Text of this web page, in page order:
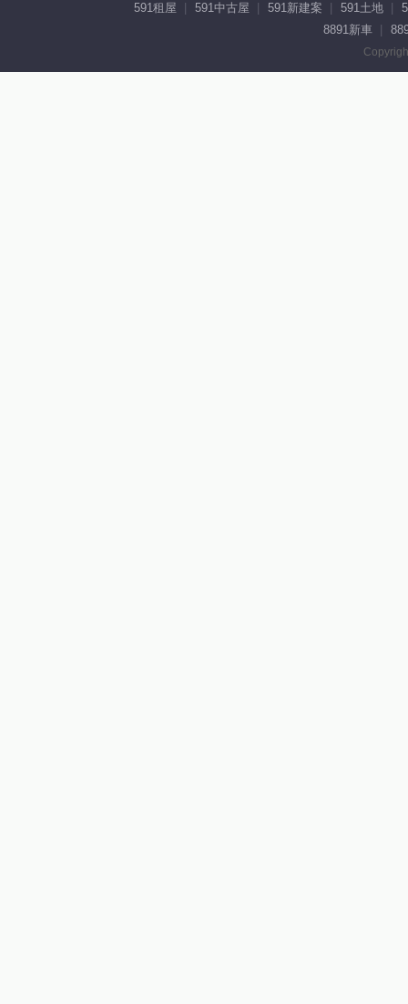
591租屋 591中古屋 591新建案 591土地
8891新車